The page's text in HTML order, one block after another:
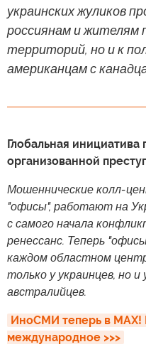
украинских жуликов
россиянам и жителям
территорий, но и к
американцам с
Глобальная
организованной
Мошеннические колл-
"офисы", работают на
с самого начала
ренессанс. Теперь
каждом областном
только у украинцев, но и
австралийцев.
ИноСМИ теперь в MAX!
международное >>>